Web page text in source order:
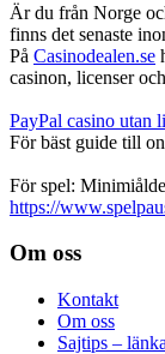
Är du från Norge
finns det senaste
På Casinodealen.se
casinon, licenser
PayPal casino utan
För bäst guide till
För spel:
https://
Footer
Om oss
Kontakt
Om oss
Sajtips –